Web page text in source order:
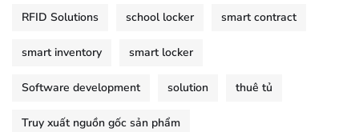
RFID Solutions school locker smart contract
smart inventory smart locker
Software development solution thuê tủ
Truy xuất nguồn gốc sản phẩm